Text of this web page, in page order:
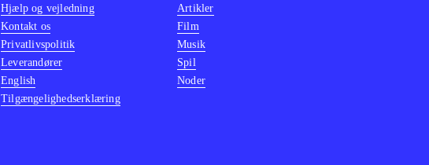
Hjælp og vejledning
Kontakt os
Privatlivspolitik
Leverandører
English
Tilgængelighedserklæring
Artikler
Film
Musik
Spil
Noder